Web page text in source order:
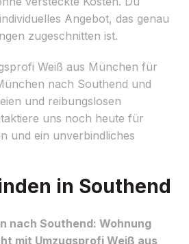
Angebot, das genau
zugeschnitten ist.
Weiß aus München für
nach Southend und
und reibungslosen
uns noch heute für
und ein unverbindliches
in Southend
nach Southend: Wohnung
mit Umzugsprofi Weiß aus